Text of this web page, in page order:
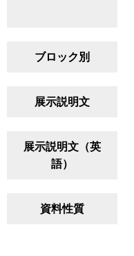
ブロック別
展示説明文
展示説明文（英
語）
資料性質